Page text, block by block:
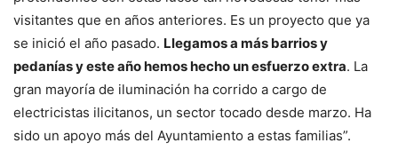
visitantes que en años anteriores. Es un proyecto que ya
se inició el año pasado. Llegamos a más barrios y
pedanías y este año hemos hecho un esfuerzo extra. La
gran mayoría de iluminación ha corrido a cargo de
electricistas ilicitanos, un sector tocado desde marzo. Ha
sido un apoyo más del Ayuntamiento a estas familias”.